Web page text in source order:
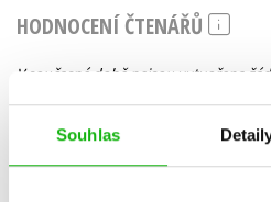
Souhlas
HODNOCENÍ ČTENÁŘŮ
V současné době nejsou vytvořena
Vaše hodnocení
Uživatelskou recenzi mohou vkládat